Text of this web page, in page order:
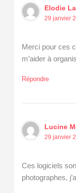
Elodie
29 janvier
Merci pour ces
m’aider à
Répondre
Lucine
29 janvier
Ces logiciels
photographes,